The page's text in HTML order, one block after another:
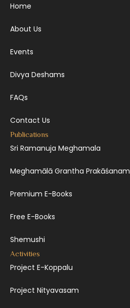
Home
About Us
Events
Divya Deshams
FAQs
Contact Us
Publications
Sri Ramanuja Meghamala
Meghamālā Grantha Prakāśanam
Premium E-Books
Free E-Books
Shemushi
Activities
Project E-Koppalu
Project Nityavasam